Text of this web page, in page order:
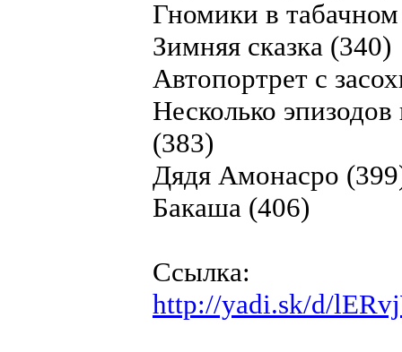
Гномики в
Зимняя сказка (340)
Автопортрет с
Несколько
(383)
Дядя Амонасро
Бакаша (406)
Ссылка:
http://yadi.sk/d/